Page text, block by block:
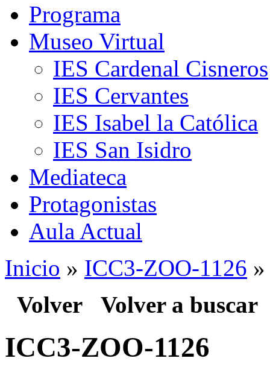
Programa
Museo Virtual
IES Cardenal Cisneros
IES Cervantes
IES Isabel la Católica
IES San Isidro
Mediateca
Protagonistas
Aula Actual
Inicio » ICC3-ZOO-1126
Volver Volver a buscar
ICC3-ZOO-1126